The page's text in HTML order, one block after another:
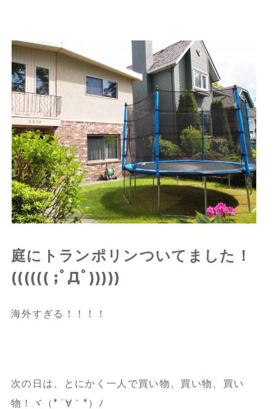
庭にトランポリンついてました！
(((((( ;ﾟДﾟ)))))
海外すぎる！！！！
次の日は、とにかく一人で買い物、買い物、買い
物！ヾ（*´∀｀*）ﾉ